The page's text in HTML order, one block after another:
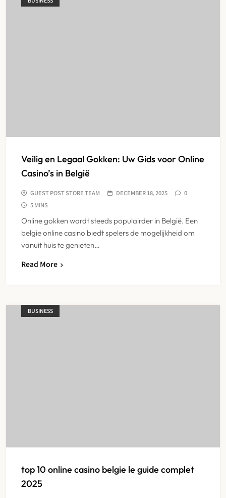
Veilig en Legaal Gokken: Uw Gids voor Online
Casino’s in België
GUEST POST STORE TEAM DECEMBER 18, 2025
0
5 MINS
Online gokken wordt steeds populairder in België. Een
belgie online casino biedt spelers de mogelijkheid om
vanuit huis te genieten…
Read More
BUSINESS
top 10 online casino belgie le guide complet
2025